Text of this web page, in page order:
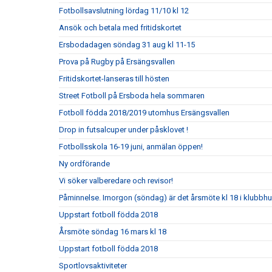
Fotbollsavslutning lördag 11/10 kl 12
Ansök och betala med fritidskortet
Ersbodadagen söndag 31 aug kl 11-15
Prova på Rugby på Ersängsvallen
Fritidskortet-lanseras till hösten
Street Fotboll på Ersboda hela sommaren
Fotboll födda 2018/2019 utomhus Ersängsvallen
Drop in futsalcuper under påsklovet !
Fotbollsskola 16-19 juni, anmälan öppen!
Ny ordförande
Vi söker valberedare och revisor!
Påminnelse. Imorgon (söndag) är det årsmöte kl 18 i
Uppstart fotboll födda 2018
Årsmöte söndag 16 mars kl 18
Uppstart fotboll födda 2018
Sportlovsaktiviteter